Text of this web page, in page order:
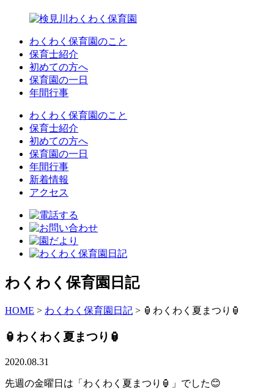
わくわく保育園のこと
保育士紹介
初めての方へ
保育園の一日
年間行事
わくわく保育園のこと
保育士紹介
初めての方へ
保育園の一日
年間行事
新着情報
アクセス
わくわく保育園日記
HOME > わくわく保育園日記 > 🏮わくわく夏まつり🏮
🏮わくわく夏まつり🏮
2020.08.31
先週の金曜日は「わくわく夏まつり🏮」でした😊